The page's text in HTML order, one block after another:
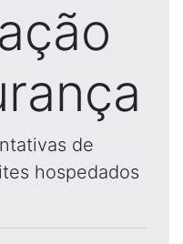
de
hospedados